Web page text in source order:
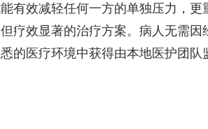
有效减轻任何一方的单独压力，
疗效显著的治疗方案。病人无需
的医疗环境中获得由本地医护团